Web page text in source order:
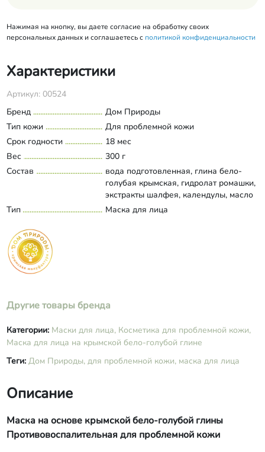
Нажимая на кнопку, вы даете согласие на обработку своих
персональных данных и соглашаетесь с политикой конфиденциальности
Характеристики
Артикул: 00524
Бренд
Дом Природы
Тип кожи
Для проблемной кожи
Срок годности
18 мес
Вес
300 г
Состав
вода подготовленная, глина бело-
голубая крымская, гидролат ромашки,
экстракты шалфея, календулы, масло
миндальное, эфиры полиглицерина,
иланга, витамин е.
Развернуть состав
Тип Маска для лица
Другие товары бренда
Категории: Маски для лица, Косметика для проблемной кожи,
Маска для лица на крымской бело-голубой глине
Теги: Дом Природы, для проблемной кожи, маска для лица
Описание
Маска на основе крымской бело-голубой глины
Противовоспалительная для проблемной кожи